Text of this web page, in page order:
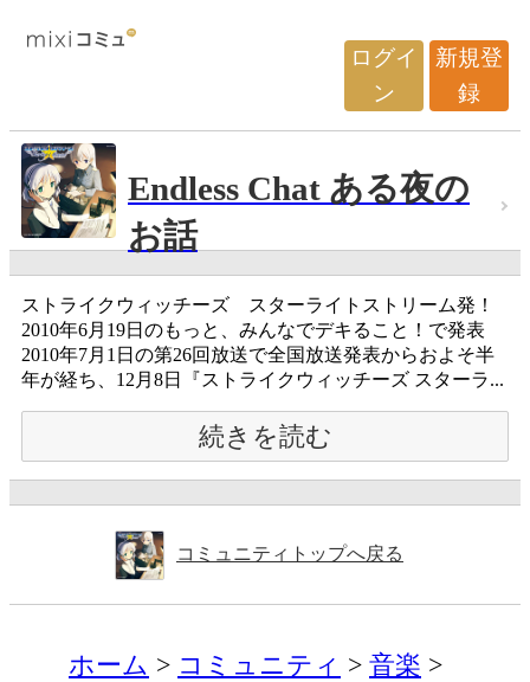
ログイ
ン
新規登
録
Endless Chat ある夜の
お話
ストライクウィッチーズ スターライトストリーム発！
2010年6月19日のもっと、みんなでデキること！で発表
2010年7月1日の第26回放送で全国放送発表からおよそ半
年が経ち、12月8日『ストライクウィッチーズ スターラ...
続きを読む
コミュニティトップへ戻る
ホーム コミュニティ
音楽